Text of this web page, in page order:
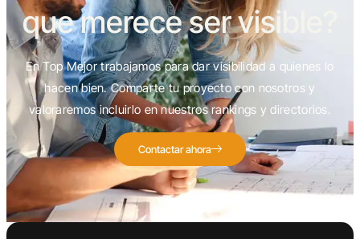
que merece ser visible?
En Top Mejor trabajamos para dar visibilidad a quienes lo
hacen bien. Comparte tu proyecto con nosotros y
valoraremos incluirlo en nuestros rankings y directorios.
Contactar ahora